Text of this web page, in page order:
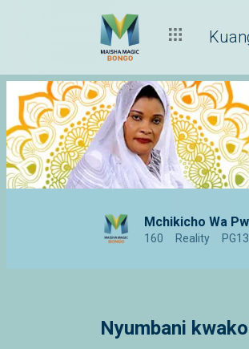
Mchikicho Wa
160 Reality PG13
Nyumbani